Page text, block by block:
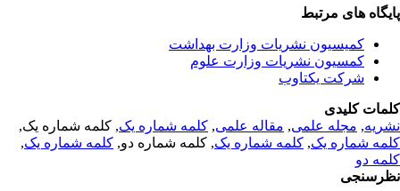
های مرتبط
کمیسیون نشریات وزارت بهداشت
کمسیون نشریات وزارت علوم
شرکت یکتاوب
کلیدی
,مجله علمی, مقاله علمی, کلمه شماره یک, کلمه شماره یک,
شماره یک,کلمه شماره یک, کلمه شماره دو,کلمه شماره یک,
دو